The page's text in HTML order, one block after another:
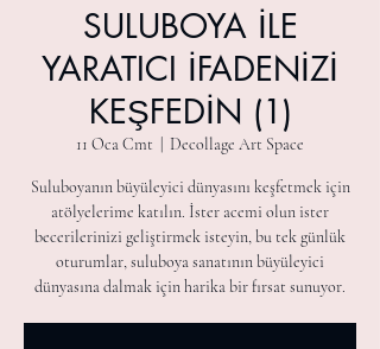
SULUBOYA İLE
YARATICI İFADENİZİ
KEŞFEDİN (1)
11 Oca Cmt Decollage Art Space
Suluboyanın büyüleyici dünyasını keşfetmek için
atölyelerime katılın. İster acemi olun ister
becerilerinizi geliştirmek isteyin, bu tek günlük
oturumlar, suluboya sanatının büyüleyici
dünyasına dalmak için harika bir fırsat sunuyor.